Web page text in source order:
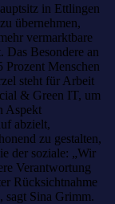
in Ettlingen
übernehmen,
vermarktbare
Das Besondere an
Menschen
steht für Arbeit
& Green IT, um
Aspekt
abzielt,
zu gestalten,
der soziale: „Wir
Verantwortung
Rücksichtnahme
sagt Sina Grimm.